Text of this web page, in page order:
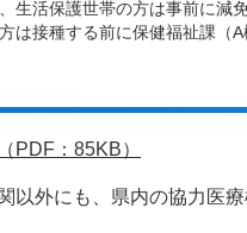
生活保護世帯の方は事前に減
は接種する前に保健福祉課（
PDF：85KB）
以外にも、県内の協力医